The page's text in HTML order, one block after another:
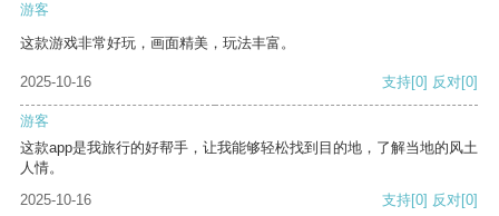
游客
这款游戏非常好玩，画面精美，玩法丰富。
2025-10-16 支持[0] 反对[0]
游客
这款app是我旅行的好帮手，让我能够轻松找到目的地，了解当地的风土
人情。
2025-10-16
支持[0] 反对[0]